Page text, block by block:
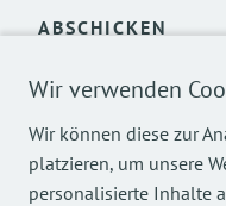
Wir verwenden
Wir können diese zur
platzieren, um unsere
personalisierte Inhalte
ABSCHICKEN
Über die Verarbeitung